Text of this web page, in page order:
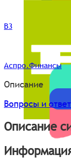
B3
Аспро.Финансы
Описание
Вопросы и
Описание